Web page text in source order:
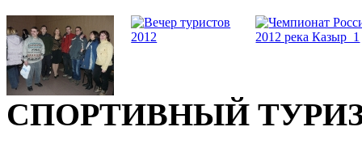
СПОРТИВНЫЙ